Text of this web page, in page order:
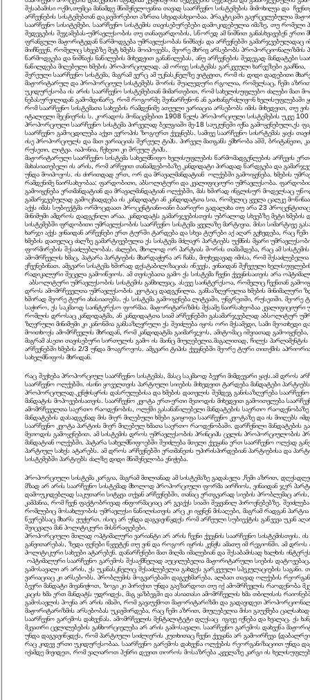
შესაბამისი ოქმი,თუმცა მანამდე მნიშვნელოვანია თავად საარჩევნო სისტემების მიმოხილვა და
არჩევნების სისტემებთან დაკავშირებით აზრთა სხვადასხვაობაა. პრაკტიკაში გავრცელებულია
საარჩევნო სისიტემები. საარჩევნო სისტემის თავისებურებები დამოკიდებულია იმაზე, თუ რომელი
შედეგების შეჯამებას-უმრავლესობის თუ თანაფარდობის, სწორედ ამ ნიშნით განასხვავებენ
ფრანგული მაჟორიტედან წარმოდგება უმრავლესობას ნიშნავს და არჩევნებში გამარჯვებულადაც
მიიჩნევენ, რომელიც სხვებზე მეტ ხმებს მოიპოვებს, მეორე მხრივ არსებობს
წარმოდგება და ნიშნავს ნაწილების მიხედვით განაწილებას, ანუ არჩევნების შედეგად მანდატები
ნაწილდება მიღებული ხმების პროპორციულად. ამ ორივე სისტემას გარკვეული ხარვეზები
შერეული საარჩევნო სისტემა, მაგრამ ვერც ამ უკნასკნელზე ვიტყვით, რომ ის დიდი დადებითი
მაჟორიტარულ და პროპორციულ სისტემებს შორის შუალედური რგოლია, რომელსაც, ჩემი
უკიდურესობა ის არის საარჩევნო სისტემებთან მიმართებით, რომ სახელისუფლებო ძალები მათ
ნებასურვილიდან გამომდინარე, რომ როგორმე შეინარჩუნონ ან გაიხანგრძლივონ
რომ საარჩევნო სისტემათა სახეების რამდენიმე ათეული ვარიაცია არსებობს იმის მიხედვით, თუ
იტალიელი მეცნიერის ს. კორადოს მონაცემებით 1908 წელს პროპორციული სისტემების უკვე 100
პროპორციული საარჩევნო სისტემა პირველად ბელგიაში მე-18 საუკუნეში იქნა გამოყენებული,ეს
საარჩევნო გამოცდილება აქვთ ევროპის ზოგიერთ ქვეყნებს. სამივე საარჩევნო სისრტემას ყავს
ისე პროპორციულს და მათ ვარიაციას შერეულ ტიპს. პირველ მათგანს ემხრობა აშშ, ბრიტანეთი,
რუსეთი, ლიტვა. იაპონია, ჩეხეთი კი შრეულ ტიპს.
მაჟორიტარული საარჩევნო სისტემა სახელმწიფო ხელისუფლების წარმომადგენლების არჩევის
მახასიათებელი ის არის, რომ არჩევით თანამდებობაზე კანდიდატი პირადად წარდგება და
უნდა მოიპოვოს. ის ძირითდად ერთ, ორ და მრავალმანდატიან ოლქებში გამოიყენება. ხმების
რამდენიმე ნაირსახეობაა: ფარდობითი, აბსოლიტური და კვალიფიციური უმრავლესობა.
გამოიყენება ერთმანდატიან და მრავალმანდატიან ოლქებში, მას ხშირად ინგლისურ მოდელსაც
გამარჯვებულად გამოცხადდება ის კანდიდატი ან კანდიდატთა სია, რომელიც ყველა ცალკე
აქვს იმას სუბიექტმა ორმოცდაათ პროცენტიანი-იანი ბაარიერი გადალახა თუ არა 23
მინიმუმი ამდროს დადგენილი არაა. კანდიდატს გამარჯვებისთვის უბრალოდ სხვებზე მეტი ხმების
სისტემებში ფრდობითი უმრავლესობის საარჩევნო სისტემა ყველაზე მარტივია. მისი სიმარტივე
ხარჯი აქვს ვინაიდან არჩევნები ერთ ტურში ტარდება და სხვა ტურები აქ აღარ გვხვდება, რაც
ხმების დათვლაც ძალზე გამარტივებულია ეს სისტემა მძლავრ პარტიებს უქმნის მყარი
ფორმირების შესაძლებლობას. ძალები, მხოლოდ ორ პარტიას შორის თამაშდება, რაც ამ
ამომრჩევლის ხმაც, პატარა პარტიების მხარდაჭერა არ ჩანს, მიუხედავად იმისა, რომ
ეჩვენებინათ. ამგვარი სისტემა ხშირად დესტაბილიზაციას იწვევს, ვინაიდან შეჩვეული
რადიკალური შეცვლა გამოიწვიოს. ამ თვისებათა გამო ეს სისტემა ჩვენი ქვეყნისათვის არა
აბსოლიტური უმრავლესობის სისტემის განხილვაც, ასევე საინტერესოა, რომელიც ჩვენთან
დროს ამომრჩეველთა უმრავლესობის კვოტაც დადგენილია. განსაზღვრულია ხმების მინიმალური
ხშირად მეორე ტური ახასიათებს. ეს სისტემა გამოიყენება ლიტვაში, უნგრეთში, რუსეთში.
საჭირო, ეს საკმაოდ საინტერესო ფორმაა. მაჟორიტარიზმის მესამე ნაირსახეობაა კვალიფიციური
რომლის დროსაც კანდიდატმა, ან კანდიდატთა სიამ არჩევნებში გასამარჯვებლად აბსოლიტურ
ზღვრული მინიმუმი კი კანონშია განსაზღვრული ეს შეიძლება იყოს ორი მესამედი, სამი მეოთხედი
მოითხოვს ამომრჩევლის მხრიდან, რომ კანდიდატმა გაიმარჯვოს, ამიტომაც იშვიათად
მაგრამ ასეთი თავისებური სირთულის გამო ის მაინც მიუღებელია.მაგალითად, ჩილეს პარლამენტის
არჩევნებში ხმების 2/3 უნდა მოაგროვოს. ამგვარი ტიპის ქვეყნებში მეორე ტური თითქმის
სახელმწიფოს მხრიდან.
რაც შეეხება პროპორციულ საარჩევნო სისტემას, მასც საკმაოდ ბევრი მიმდევარი ყავს.ამ დროს
საარჩევნო ოლქებში. ისინი ყოველთვის პარტიული სიიების მიხედვით ტარდება მანდატები
პროპორციულად.კენჭისყრის დასრულებისა და ხმების დათვლის შემდეგ განისაზღვრება
მანდატის მოპოვებისათვის. საარჩევნო კვოტა ერთ-ერთი მეთოდის მიხედვით გამოითვლება
ამომრჩეველთა საერთო რაოდენობის, ოლქში გასანაწილებელი მანდატების საერთო
მანდატების დასადგენად მის მიერ მიღებული ხმები გაიყოფა საარჩევნო კვოტაზე და ის მიიღებს
საარჩევნო კვოტა პარტიის მიერ მიღებულ ხმათა საერთო რაოდენობაში. დარჩენილი მანდატების
მეთოდის გამოყენებით. ამ სისტემის დროს უმრავლესობის პრინციპს ცვლის პროპორციულობის
მანდატიან ოლქებში. პატარა სახელმწიფოებში შეიძლება მთელი ქვეყანა ერთ საარჩევნო ოლქად
პარტიულ სახეს ატარებს. ამ დროს არჩევნებში ერთმანეთს უპირისპირდებიან პარტიებისა და
სისტემებში პარტიებს ძალზე დიდი მნიშვნელობა ენიჭება.
პროპორციული სისტემა კარგია, მაგრამ მთლიანად ამ სისტემაზე გადასვლა ,ჩემი აზრით,
მზად არ არის საარჩევნო სისტემად მხოლოდ პროპორციული ფორმა აირჩიოს, ვინაიდან ჯერ
დამოუკიდებლად საკუთარი სიტყვა თქვან არჩევნებში, თანაც ერთგვარად სიების პრობლემაც არის,
კამპანია, რომ ჩვენ ფაქტობრივად ინფორმაციაც არ გვაქვს სიაში შეყვანილ პიროვნებებზე.
რომლებიც მოსახლეობის უმრავლესი ნაწილისთვის არც კი იყვნენ მისაღები, მაგრამ რადგან
წევრებსაც მხარს ვუჭერთ. ისიც არ უნდა დაგვავიწყდეს რომ არჩეული სუბიექტის გაწვევა უკან
შეიცვალა მან პოლიტიკური მისწრაფებები.
პროპორციული მთლად ოპტიმალური ვარიანტი არ არის ჩვენი ქვეყნის საარჩევნო სისტემისთვის.
განვითარებას, ზედა ფენები წყვეტენ თუ ვინ და როგორ იყრის კენჭს ამათუ იმ რეგიონში. ამ
პოლიტიკური სახეები ატარებენ. დანარჩენები მათ მიღმა იმალებიან და შესაბამისად ხალხის
ოპტიმალური საარჩევნო გარემოს შესაქმნელად აუცილებელია მაჟორიტარული სიების
გამოსავალი არ არის, ეს უკანასკნელიც შესაძლებელია გახდეს გარკვეული სპეკულაციების საგანი.
ვარიაციაც კი არსებობს. პრობლემის მოგვარებაში დაგვეხმარება, ალბათ თავად ოლქების
ბევრი მანდატი მივანიჭოთ, ზოგი კი პირიქით უნდა გავზარდოთ თუ იქ ამომრჩევლის რაოდენობა
კაცის ხმა ერთ მანდატს უდრიდეს, მაგ ყაზბეგში და ასიათასი ამომრჩევლის ხმა თბილისის
გამოსავლის პოვნა არ არის იმაში, რომ გავაუქმოთ მაჟორიტარიზმი და გადავიდეთ
მაჟორიტარიზმის არსებობას უკავშირდება, რაც ჩემი აზრით, მიუღებელია მისი გაუქმება
საარჩევნო გარემოს დახვეწას. ამომრჩევლის მენტალიტეტი დღესაც იგივე იქნება და ხვალაც. ეს
მკვათრი ცვლილებების განხორციელება არ არის გამოსავალი. საარჩევნო გარემოს დახვეწა
უნდა დაგვავიწყდეს, რომ პარტიული სიძლიერის კუთხითაც ჩვენი ქვეყანა არ გამოირჩევა
რაც კიდევ ერთი უკიდურესობაა. საარჩევნო გარემოს დახვეწა ოლქების რეორგანიზაციით უნდა
იქამდე მივიდეთ, რომ ვაღიაროთ ჰენრი დევით თოროს მოსაზრება „ყველაზე კარგი ის